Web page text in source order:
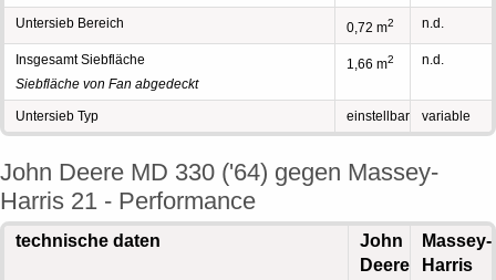
Untersieb Bereich 0,72 m2 n.d.
Insgesamt Siebfläche
Siebfläche von Fan abgedeckt
1,66 m2 n.d.
Untersieb Typ einstellbar variable
John Deere MD 330 ('64) gegen Massey-
Harris 21 - Performance
technische daten
John
Deere
Massey-
Harris